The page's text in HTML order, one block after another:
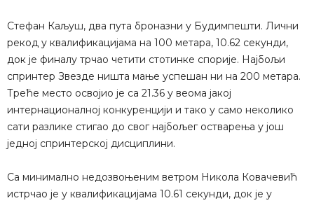
Стефан Каљуш, два пута броназни у Будимпешти. Лични
рекод у квалификацијама на 100 метара, 10.62 секунди,
док је финалу трчао четити стотинке спорије. Најбољи
спринтер Звезде ништа мање успешан ни на 200 метара.
Треће место освојио је са 21.36 у веома јакој
интернационалној конкуренцији и тако у само неколико
сати разлике стигао до свог најбољег остварења у још
једној спринтерској дисциплини.
Са минимално недозвоњеним ветром Никола Ковачевић
истрчао је у квалификацијама 10.61 секунди, док је у